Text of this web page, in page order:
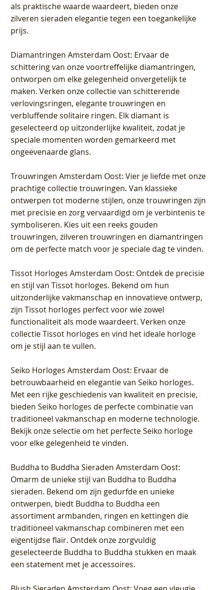
als praktische waarde waardeert, bieden onze
zilveren sieraden elegantie tegen een toegankelijke
prijs.
Diamantringen Amsterdam Oost: Ervaar de
schittering van onze voortreffelijke diamantringen,
ontworpen om elke gelegenheid onvergetelijk te
maken. Verken onze collectie van schitterende
verlovingsringen, elegante trouwringen en
verbluffende solitaire ringen. Elk diamant is
geselecteerd op uitzonderlijke kwaliteit, zodat je
speciale momenten worden gemarkeerd met
ongeëvenaarde glans.
Trouwringen Amsterdam Oost: Vier je liefde met onze
prachtige collectie trouwringen. Van klassieke
ontwerpen tot moderne stijlen, onze trouwringen zijn
met precisie en zorg vervaardigd om je verbintenis te
symboliseren. Kies uit een reeks gouden
trouwringen, zilveren trouwringen en diamantringen
om de perfecte match voor je speciale dag te vinden.
Tissot Horloges Amsterdam Oost: Ontdek de precisie
en stijl van Tissot horloges. Bekend om hun
uitzonderlijke vakmanschap en innovatieve ontwerp,
zijn Tissot horloges perfect voor wie zowel
functionaliteit als mode waardeert. Verken onze
collectie Tissot horloges en vind het ideale horloge
om je stijl aan te vullen.
Seiko Horloges Amsterdam Oost: Ervaar de
betrouwbaarheid en elegantie van Seiko horloges.
Met een rijke geschiedenis van kwaliteit en precisie,
bieden Seiko horloges de perfecte combinatie van
traditioneel vakmanschap en moderne technologie.
Bekijk onze selectie om het perfecte Seiko horloge
voor elke gelegenheid te vinden.
Buddha to Buddha Sieraden Amsterdam Oost:
Omarm de unieke stijl van Buddha to Buddha
sieraden. Bekend om zijn gedurfde en unieke
ontwerpen, biedt Buddha to Buddha een
assortiment armbanden, ringen en kettingen die
traditioneel vakmanschap combineren met een
eigentijdse flair. Ontdek onze zorgvuldig
geselecteerde Buddha to Buddha stukken en maak
een statement met je accessoires.